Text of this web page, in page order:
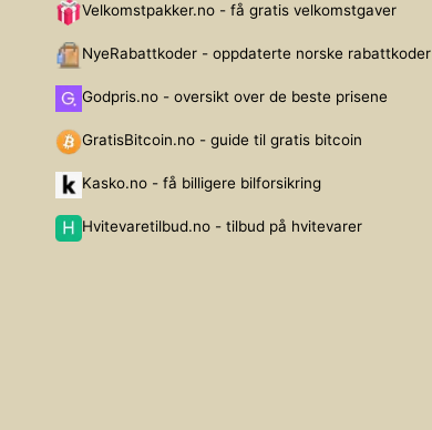
Velkomstpakker.no - få gratis velkomstgaver
NyeRabattkoder - oppdaterte norske rabattkoder
Godpris.no - oversikt over de beste prisene
GratisBitcoin.no - guide til gratis bitcoin
Kasko.no - få billigere bilforsikring
Hvitevaretilbud.no - tilbud på hvitevarer